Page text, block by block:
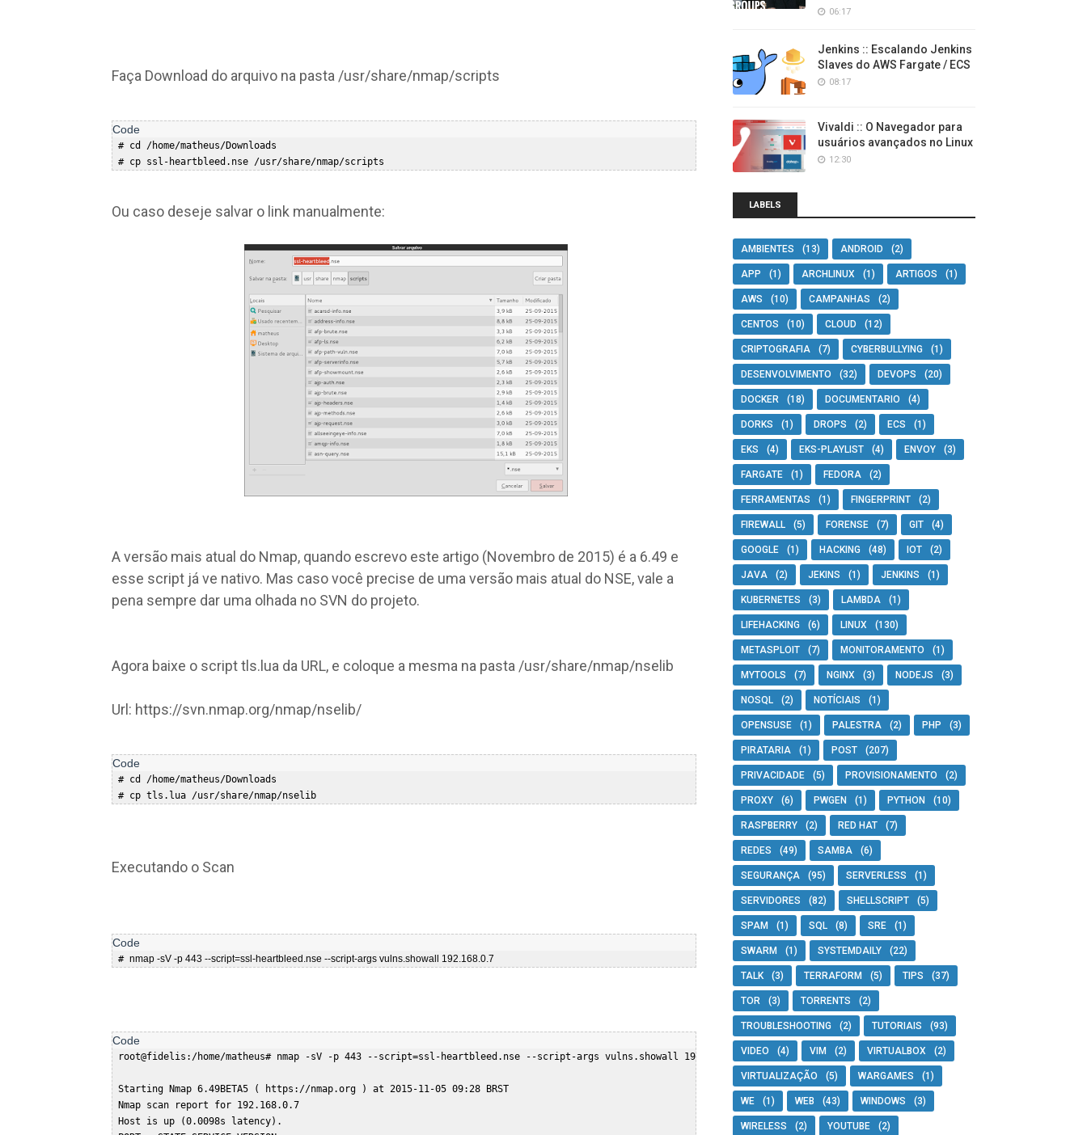
Faça Download do arquivo na pasta /usr/share/nmap/scripts
# cd /home/matheus/Downloads
Ou caso deseje salvar o link manualmente:
A versão mais atual do Nmap, quando escrevo este artigo (Novembro de 2015) é a 6.49 e
esse script já ve nativo. Mas caso você precise de uma versão mais atual do NSE, vale a
pena sempre dar uma olhada no SVN do projeto.
Agora baixe o script tls.lua da URL, e coloque a mesma na pasta /usr/share/nmap/nselib
Url: https://svn.nmap.org/nmap/nselib/
# cd /home/matheus/Downloads
Executando o Scan
# nmap -sV -p 443 --script=ssl-heartbleed.nse --script-args vulns.showall 192.168.0.7
root@fidelis:/home/matheus# nmap -sV -p 443 --script=ssl-heartbleed.nse --script-args vulns.showall 192.168.0.7
Starting Nmap 6.49BETA5 ( https://nmap.org ) at 2015-11-05 09:28 BRST
Nmap scan report for 192.168.0.7
Host is up (0.0098s latency).
06:17
Jenkins :: Escalando Jenkins
Slaves do AWS Fargate / ECS
08:17
Vivaldi :: O Navegador para
usuários avançados no Linux
12:30
LABELS
AMBIENTES (13) ANDROID (2)
APP (1) ARCHLINUX (1) ARTIGOS (1)
AWS (10) CAMPANHAS (2)
CENTOS (10) CLOUD (12)
CRIPTOGRAFIA (7) CYBERBULLYING (1)
DESENVOLVIMENTO (32) DEVOPS (20)
DOCKER (18) DOCUMENTARIO (4)
DORKS (1) DROPS (2) ECS (1)
EKS (4) EKS-PLAYLIST (4) ENVOY (3)
FARGATE (1) FEDORA (2)
FERRAMENTAS (1) FINGERPRINT (2)
FIREWALL (5) FORENSE (7) GIT (4)
GOOGLE (1) HACKING (48) IOT (2)
JAVA (2) JEKINS (1) JENKINS (1)
KUBERNETES (3) LAMBDA (1)
LIFEHACKING (6) LINUX (130)
METASPLOIT (7) MONITORAMENTO (1)
MYTOOLS (7) NGINX (3) NODEJS (3)
NOSQL (2) NOTÍCIAIS (1)
OPENSUSE (1) PALESTRA (2) PHP (3)
PIRATARIA (1) POST (207)
PRIVACIDADE (5) PROVISIONAMENTO (2)
PROXY (6) PWGEN (1) PYTHON (10)
RASPBERRY (2) RED HAT (7)
REDES (49) SAMBA (6)
SEGURANÇA (95) SERVERLESS (1)
SERVIDORES (82) SHELLSCRIPT (5)
SPAM (1) SQL (8) SRE (1)
SWARM (1) SYSTEMDAILY (22)
TALK (3) TERRAFORM (5) TIPS (37)
TOR (3) TORRENTS (2)
TROUBLESHOOTING (2) TUTORIAIS (93)
VIDEO (4) VIM (2) VIRTUALBOX (2)
VIRTUALIZAÇÃO (5) WARGAMES (1)
WE (1) WEB (43) WINDOWS (3)
WIRELESS (2) YOUTUBE (2)